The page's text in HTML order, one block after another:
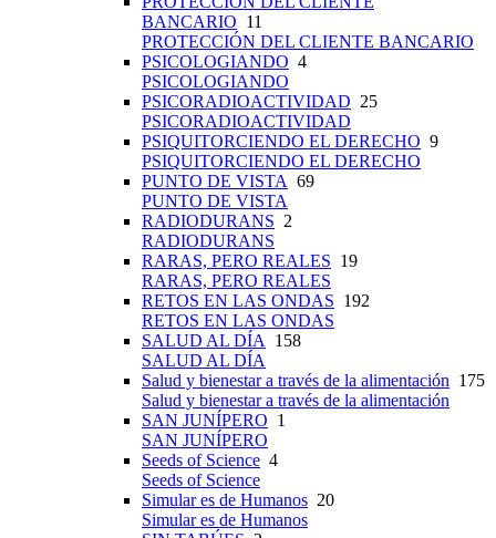
BANCARIO 11
PROTECCIÓN DEL CLIENTE BANCARIO
PSICOLOGIANDO 4
PSICOLOGIANDO
PSICORADIOACTIVIDAD 25
PSICORADIOACTIVIDAD
PSIQUITORCIENDO EL DERECHO 9
PSIQUITORCIENDO EL DERECHO
PUNTO DE VISTA 69
PUNTO DE VISTA
RADIODURANS 2
RADIODURANS
RARAS, PERO REALES 19
RARAS, PERO REALES
RETOS EN LAS ONDAS 192
RETOS EN LAS ONDAS
SALUD AL DÍA
158
SALUD AL DÍA
Salud y bienestar a través de la alimentación 175
Salud y bienestar a través de la alimentación
SAN JUNÍPERO 1
SAN JUNÍPERO
Seeds of Science 4
Seeds of Science
Simular es de Humanos 20
Simular es de Humanos